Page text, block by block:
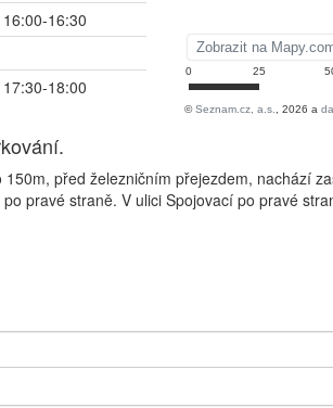
16:00-16:30
17:30-18:00
před železničním přejezdem, nachází
pravé straně. V ulici Spojovací po pravé